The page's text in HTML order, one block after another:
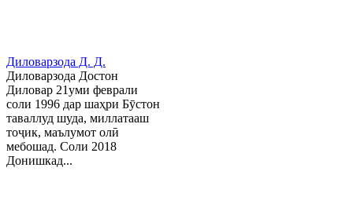
Диловарзода Д. Д.
Диловарзода Достон
Диловар 21уми феврали
соли 1996 дар шаҳри Бӯстон
таваллуд шуда, миллатааш
тоҷик, маълумот олӣ
мебошад. Соли 2018
Донишкад...